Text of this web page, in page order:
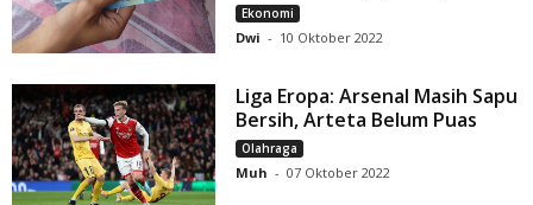
Ekonomi
Dwi - 10 Oktober 2022
Liga Eropa: Arsenal Masih Sapu
Bersih, Arteta Belum Puas
Olahraga
Muh - 07 Oktober 2022